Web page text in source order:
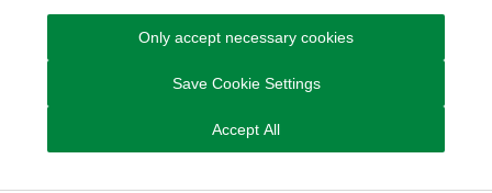
Send Digital Post til Anlægsteamet
Send Digital Post til Mobilitetsteamet
Du kan også ringe til os
Only accept necessary cookies
Save Cookie Settings
Accept All